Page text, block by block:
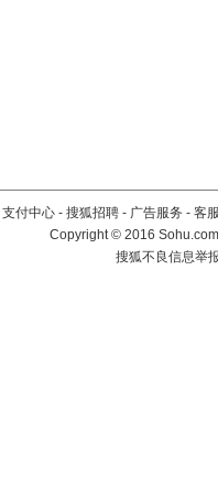
支付中心 - 搜狐招聘 - 广告服务 - 客
Copyright©2016
搜狐不良信息举